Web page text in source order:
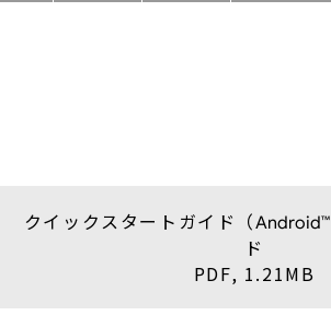
クイックスタートガイド（Android™
ド
PDF, 1.21MB